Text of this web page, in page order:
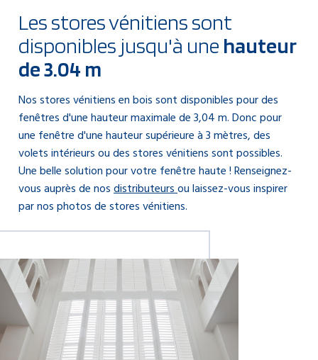
Les stores vénitiens sont
disponibles jusqu'à une hauteur
de 3.04 m
Nos stores vénitiens en bois sont disponibles pour des
fenêtres d'une hauteur maximale de 3,04 m. Donc pour
une fenêtre d'une hauteur supérieure à 3 mètres, des
volets intérieurs ou des stores vénitiens sont possibles.
Une belle solution pour votre fenêtre haute ! Renseignez-
vous auprès de nosdistributeursou laissez-vous inspirer
par nos photos de stores vénitiens.